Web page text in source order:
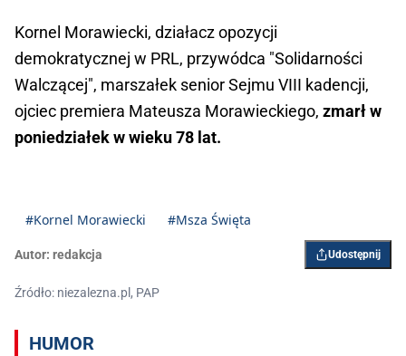
Kornel Morawiecki, działacz opozycji
demokratycznej w PRL, przywódca "Solidarności
Walczącej", marszałek senior Sejmu VIII kadencji,
ojciec premiera Mateusza Morawieckiego, zmarł w
poniedziałek w wieku 78 lat.
#Kornel Morawiecki #Msza Święta
Autor: redakcja Udostępnij
Źródło: niezalezna.pl, PAP
HUMOR